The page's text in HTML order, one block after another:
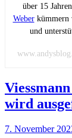
über 15
Weberkümmern
und
wird
7. November